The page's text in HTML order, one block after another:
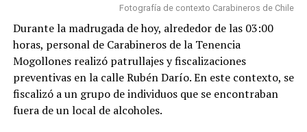
Fotografía de contexto Carabineros de Chile
Durante la madrugada de hoy, alrededor de las 03:00
horas, personal de Carabineros de la Tenencia
Mogollones realizó patrullajes y fiscalizaciones
preventivas en la calle Rubén Darío. En este contexto, se
fiscalizó a un grupo de individuos que se encontraban
fuera de un local de alcoholes.